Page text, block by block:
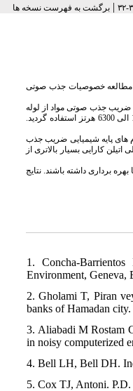
|برگشت به فهرست نسخه ها
مطالعه خصوصیات جذب صوتی
گیری ضریب جذب صوتی مواد از لوله
در محدوده فرکانسی 125 الی 6300 هرتز استفاده گردید.
های پایه شیمیایی ضریب جذب
کارایی بسیار بالاتری از
برداری داشته باشند. نتایج
1. Concha-
Environment, Geneva,
2. Gholami T, Piran
banks of Hamadan
3. Aliabadi M Rostam
in noisy computerized
4. Bell LH, Bell DH.
5. Cox TJ, Antoni.